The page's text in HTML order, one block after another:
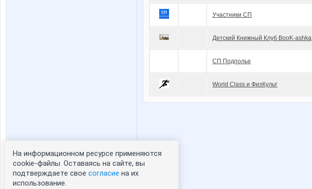
Статистика портрета:
сейчас просматривают портрет - 0
зарегистрированные пользователи
Участники СП
Детский Книжный Клуб BooK-ashka
СП Подполье
World Class и ФизКульт
На информационном ресурсе применяются
cookie-файлы. Оставаясь на сайте, вы
подтверждаете свое согласие на их
использование.